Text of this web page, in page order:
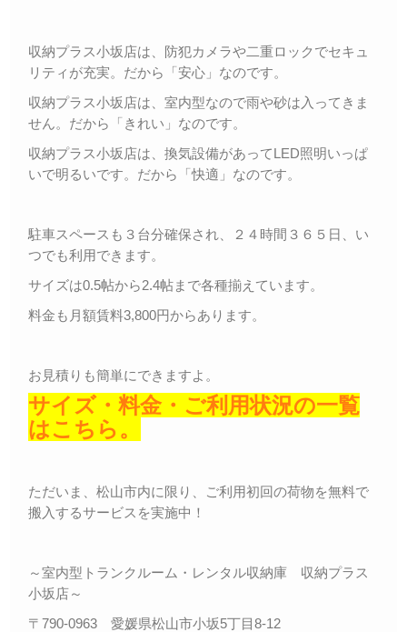
収納プラス小坂店は、防犯カメラや二重ロックでセキュ
リティが充実。だから「安心」なのです。
収納プラス小坂店は、室内型なので雨や砂は入ってきま
せん。だから「きれい」なのです。
収納プラス小坂店は、換気設備があってLED照明いっぱ
いで明るいです。だから「快適」なのです。
駐車スペースも３台分確保され、２４時間３６５日、い
つでも利用できます。
サイズは0.5帖から2.4帖まで各種揃えています。
料金も月額賃料3,800円からあります。
お見積りも簡単にできますよ。
サイズ・料金・ご利用状況の一覧
はこちら。
ただいま、松山市内に限り、ご利用初回の荷物を無料で
搬入するサービスを実施中！
～室内型トランクルーム・レンタル収納庫 収納プラス
小坂店～
〒790-0963 愛媛県松山市小坂5丁目8-12